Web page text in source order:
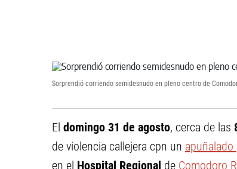
Sorprendió corriendo semidesnudo en pleno centro de
El domingo 31 de agosto, cerca de las
de violencia callejera cpn un apuñalado
en el Hospital Regional de Comodoro